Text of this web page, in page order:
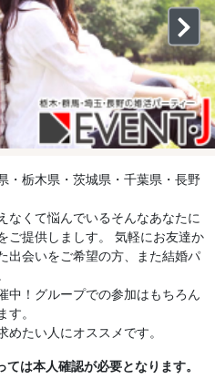
・栃木県・茨城県・千葉県・長野
なくて悩んでいるそんなあなたに
ご提供しましす。 気軽にお友達か
出会いをご希望の方、また結婚パ
中！グループでの参加はもちろん
。
たい人にオススメです。
は本人確認が必要となります。